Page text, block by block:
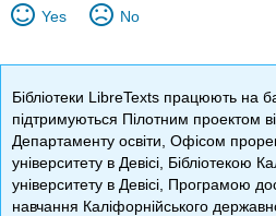
Yes No
Бібліотеки LibreTexts працюють на
підтримуються Пілотним проектом
Департаменту освіти, Офісом
університету в Девісі, Бібліотекою
університету в Девісі, Програмою
навчання Каліфорнійського